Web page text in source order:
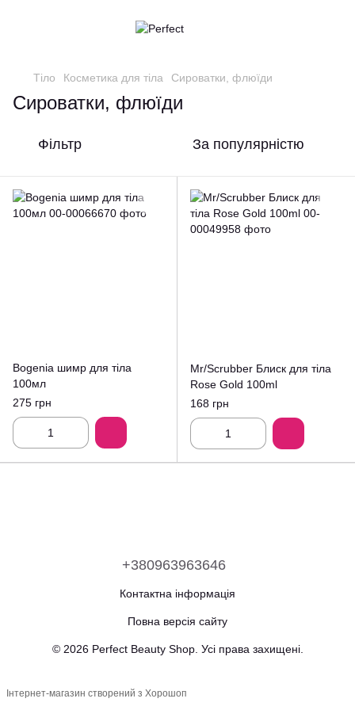
Тіло Косметика для тіла Сироватки, флюїди
Сироватки, флюїди
Фільтр За популярністю
Bogenia шимр для тіла
100мл
275 грн
Mr/Scrubber Блиск для тіла
Rose Gold 100ml
168 грн
+380963963646
Контактна інформація
Повна версія сайту
© 2026 Perfect Beauty Shop. Усі права захищені.
Інтернет-магазин створений з Хорошоп